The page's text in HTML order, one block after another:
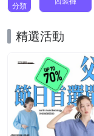
分類
精選活動